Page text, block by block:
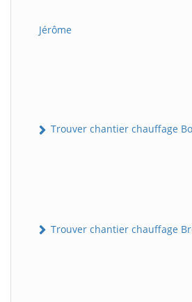
Jérôme
Trouver chantier chauffage
Trouver chantier chauffage